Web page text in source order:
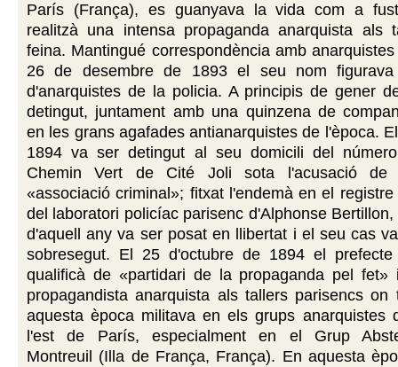
París (França), es guanyava la vida com a
realitzà una intensa propaganda anarquista als
feina. Mantingué correspondència amb
26 de desembre de 1893 el seu nom
d'anarquistes de la policia. A principis de gener
detingut, juntament amb una quinzena de
en les grans agafades antianarquistes de l'època.
1894 va ser detingut al seu domicili del
Chemin Vert de Cité Joli sota l'acusació de
«associació criminal»; fitxat l'endemà en el registre
del laboratori policíac parisenc d'Alphonse
d'aquell any va ser posat en llibertat i el seu cas
sobresegut. El 25 d'octubre de 1894 el
qualificà de «partidari de la propaganda pel
propagandista anarquista als tallers parisencs on
aquesta època militava en els grups anarquistes
l'est de París, especialment en el Grup
Montreuil (Illa de França, França). En aquesta